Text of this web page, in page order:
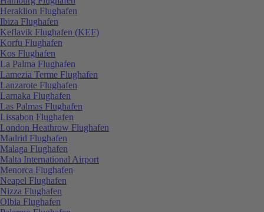
Heraklion Flughafen
Ibiza Flughafen
Keflavik Flughafen (KEF)
Korfu Flughafen
Kos Flughafen
La Palma Flughafen
Lamezia Terme Flughafen
Lanzarote Flughafen
Larnaka Flughafen
Las Palmas Flughafen
Lissabon Flughafen
London Heathrow Flughafen
Madrid Flughafen
Malaga Flughafen
Malta International Airport
Menorca Flughafen
Neapel Flughafen
Nizza Flughafen
Olbia Flughafen